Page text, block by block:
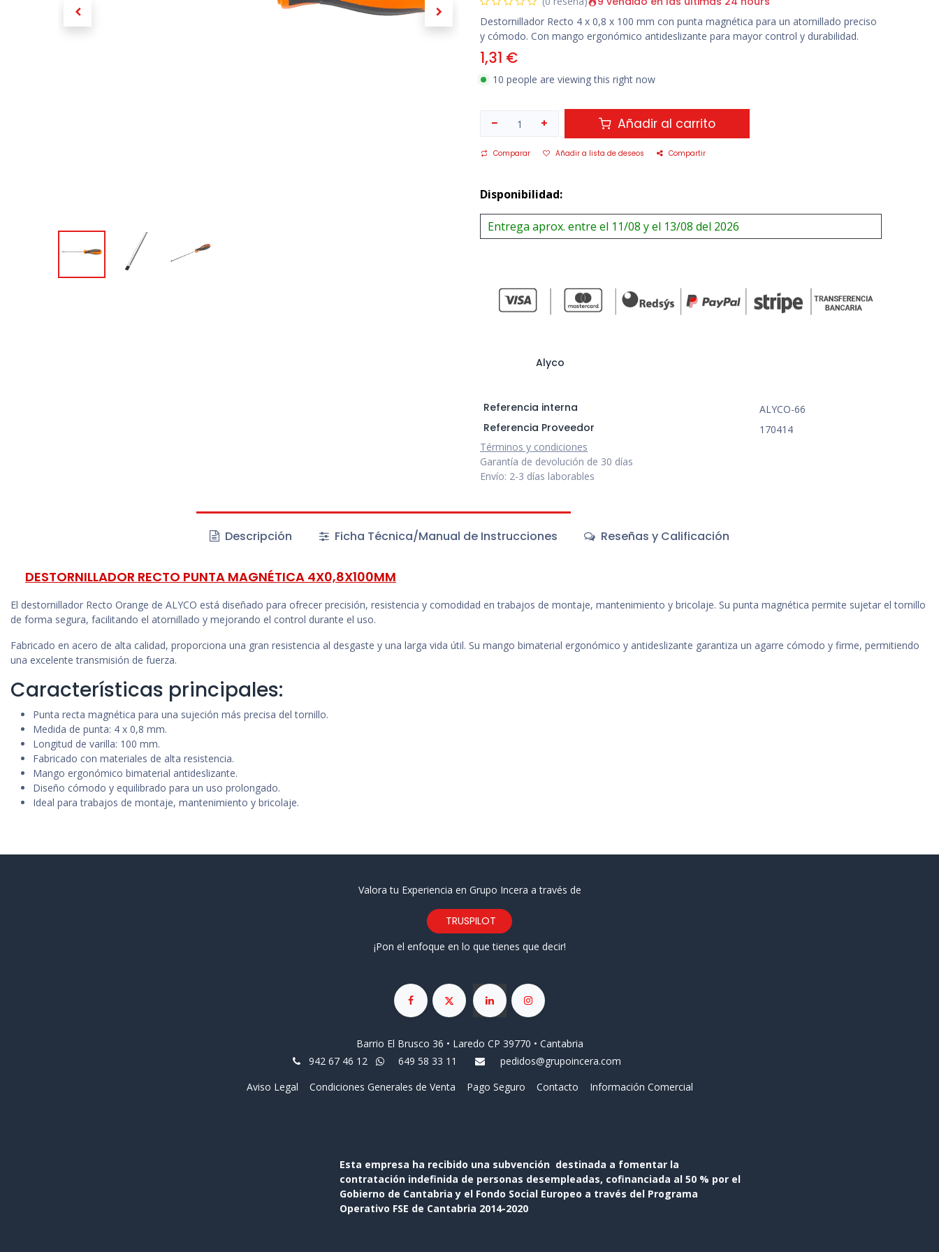
Destornillador Recto 4 x 0,8 x 100 mm con punta magnética para un atornillado preciso
y cómodo. Con mango ergonómico antideslizante para mayor control y durabilidad.
1,31 €
10 people are viewing this right now
Añadir al carrito
Comparar Añadir a lista de deseos Compartir
Disponibilidad:
Entrega aprox. entre el 11/08 y el 13/08 del 2026
Alyco
Referencia interna ALYCO-66
Referencia Proveedor
170414
Términos y condiciones
Garantía de devolución de 30 días
Envío: 2-3 días laborables
Descripción Ficha Técnica/Manual de Instrucciones Reseñas y Calificación
DESTORNILLADOR RECTO PUNTA MAGNÉTICA 4X0,8X100MM
El destornillador Recto Orange de ALYCO está diseñado para ofrecer precisión, resistencia y comodidad en trabajos de montaje, mantenimiento y bricolaje. Su punta magnética permite sujetar el tornillo
de forma segura, facilitando el atornillado y mejorando el control durante el uso.
Fabricado en acero de alta calidad, proporciona una gran resistencia al desgaste y una larga vida útil. Su mango bimaterial ergonómico y antideslizante garantiza un agarre cómodo y firme, permitiendo
una excelente transmisión de fuerza.
Características principales:
Punta recta magnética para una sujeción más precisa del tornillo.
Medida de punta: 4 x 0,8 mm.
Longitud de varilla: 100 mm.
Fabricado con materiales de alta resistencia.
Mango ergonómico bimaterial antideslizante.
Diseño cómodo y equilibrado para un uso prolongado.
Ideal para trabajos de montaje, mantenimiento y bricolaje.
Valora tu Experiencia en Grupo Incera a través de
TRUSPILOT
¡Pon el enfoque en lo que tienes que decir!
Barrio El Brusco 36 • Laredo CP 39770 • Cantabria
942 67 46 12
649 58 33 11
pedidos@grupoincera.com
Aviso Legal
Condiciones Generales de Venta Pago Seguro Contacto Información Comercial
Esta empresa ha recibido una subvención destinada a fomentar la
contratación indefinida de personas desempleadas, cofinanciada al 50 % por el
Gobierno de Cantabria y el Fondo Social Europeo a través del Programa
Operativo FSE de Cantabria 2014-2020